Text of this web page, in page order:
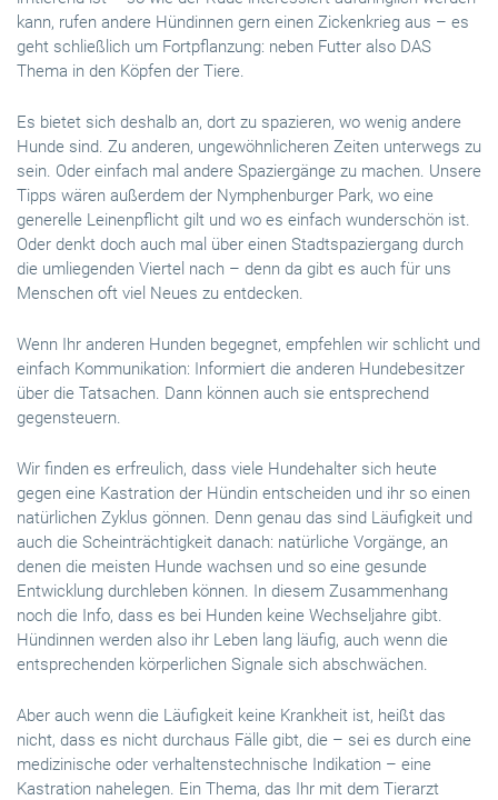
kann, rufen andere Hündinnen gern einen Zickenkrieg aus – es
geht schließlich um Fortpflanzung: neben Futter also DAS
Thema in den Köpfen der Tiere.
Es bietet sich deshalb an, dort zu spazieren, wo wenig andere
Hunde sind. Zu anderen, ungewöhnlicheren Zeiten unterwegs zu
sein. Oder einfach mal andere Spaziergänge zu machen. Unsere
Tipps wären außerdem der Nymphenburger Park, wo eine
generelle Leinenpflicht gilt und wo es einfach wunderschön ist.
Oder denkt doch auch mal über einen Stadtspaziergang durch
die umliegenden Viertel nach – denn da gibt es auch für uns
Menschen oft viel Neues zu entdecken.
Wenn Ihr anderen Hunden begegnet, empfehlen wir schlicht und
einfach Kommunikation: Informiert die anderen Hundebesitzer
über die Tatsachen. Dann können auch sie entsprechend
gegensteuern.
Wir finden es erfreulich, dass viele Hundehalter sich heute
gegen eine Kastration der Hündin entscheiden und ihr so einen
natürlichen Zyklus gönnen. Denn genau das sind Läufigkeit und
auch die Scheinträchtigkeit danach: natürliche Vorgänge, an
denen die meisten Hunde wachsen und so eine gesunde
Entwicklung durchleben können. In diesem Zusammenhang
noch die Info, dass es bei Hunden keine Wechseljahre gibt.
Hündinnen werden also ihr Leben lang läufig, auch wenn die
entsprechenden körperlichen Signale sich abschwächen.
Aber auch wenn die Läufigkeit keine Krankheit ist, heißt das
nicht, dass es nicht durchaus Fälle gibt, die – sei es durch eine
medizinische oder verhaltenstechnische Indikation – eine
Kastration nahelegen. Ein Thema, das Ihr mit dem Tierarzt